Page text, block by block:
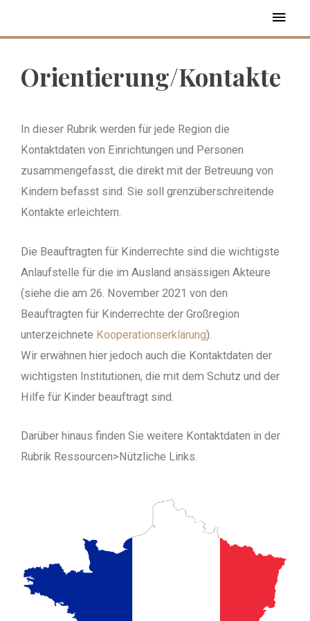
Orientierung/Kontakte
In dieser Rubrik werden für jede Region die
Kontaktdaten von Einrichtungen und Personen
zusammengefasst, die direkt mit der Betreuung von
Kindern befasst sind. Sie soll grenzüberschreitende
Kontakte erleichtern.
Die Beauftragten für Kinderrechte sind die wichtigste
Anlaufstelle für die im Ausland ansässigen Akteure
(siehe die am 26. November 2021 von den
Beauftragten für Kinderrechte der Großregion
unterzeichnete Kooperationserklärung).
Wir erwähnen hier jedoch auch die Kontaktdaten der
wichtigsten Institutionen, die mit dem Schutz und der
Hilfe für Kinder beauftragt sind.
Darüber hinaus finden Sie weitere Kontaktdaten in der
Rubrik Ressourcen>Nützliche Links.